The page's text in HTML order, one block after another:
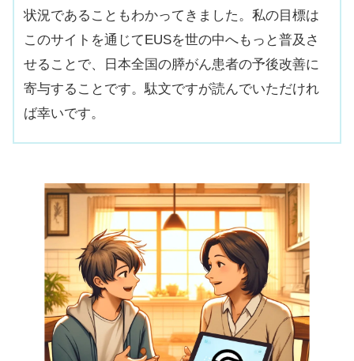
状況であることもわかってきました。私の目標は
このサイトを通じてEUSを世の中へもっと普及さ
せることで、日本全国の膵がん患者の予後改善に
寄与することです。駄文ですが読んでいただけれ
ば幸いです。